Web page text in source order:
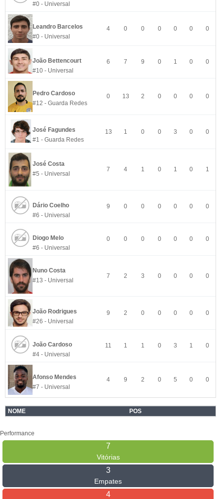
#0 - Universal
Leandro Barcelos
#0 - Universal
4 0 0 0 0 0 0
João Bettencourt
#10 - Universal
6 7 9 0 1 0 0
Pedro Cardoso
#12 - Guarda Redes
0 13 2 0 0 0 0
José Fagundes
#1 - Guarda Redes
13 1 0 0 3 0 0
José Costa
#5 - Universal
7 4 1 0 1 0 1
Dário Coelho
#6 - Universal
9 0 0 0 0 0 0
Diogo Melo
#6 - Universal
0 0 0 0 0 0 0
Nuno Costa
#13 - Universal
7 2 3 0 0 0 0
João Rodrigues
#26 - Universal
9 2 0 0 0 0 0
João Cardoso
#4 - Universal
11 1 1 0 3 1 0
Afonso Mendes
#7 - Universal
4 9 2 0 5 0 0
NOME POS
Performance
7
Vitórias
3
Empates
4